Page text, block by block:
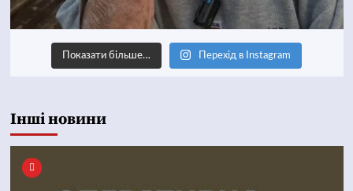
Показати більше… Перехід в Instagram
Інші новини